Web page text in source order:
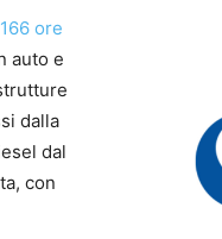
ore
auto e
dalla
dal
con